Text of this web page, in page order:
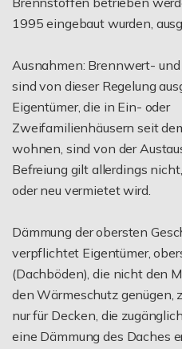
1995 eingebaut wurden,
Ausnahmen: Brennwert-
sind von dieser Regelung
Eigentümer, die in Ein- oder
Zweifamilienhäusern seit
wohnen, sind von der
Befreiung gilt allerdings
oder neu vermietet wird.
Dämmung der obersten
verpflichtet Eigentümer,
(Dachböden), die nicht den
den Wärmeschutz genügen,
nur für Decken, die
eine Dämmung des Daches